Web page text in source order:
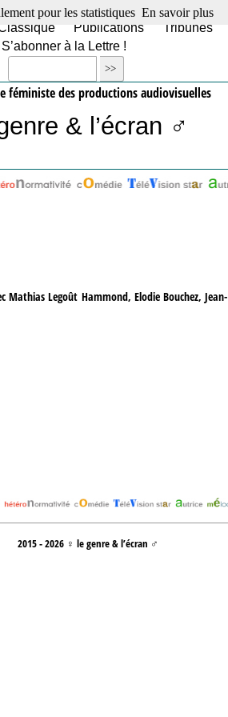
Publications Tribunes
S’abonner à la Lettre !
féministe des productions audiovisuelles
& l’écran ♂
Legoût Hammond, Elodie Bouchez, Jean-
2015 - 2026 ♀ le genre & l’écran ♂
pour les statistiques En savoir plus